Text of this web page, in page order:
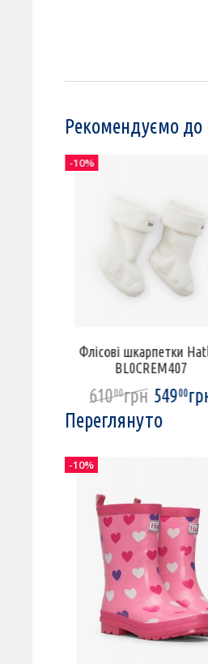
Рекомендуємо до
Флісові шкарпетки
BL0CREM407
61000грн 54900
-10%
Переглянуто
-10%